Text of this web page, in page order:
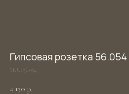
Гипсовая розетка 56.054
SKU: 56.054
4 130 р.